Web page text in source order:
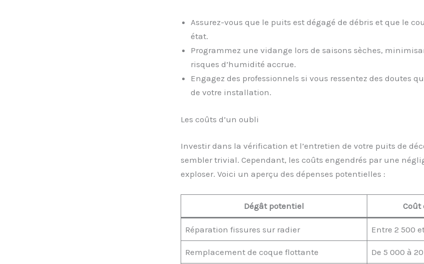
Assurez-vous que le puits est dégagé de débris et que le
état.
Programmez une vidange lors de saisons sèches,
risques d’humidité accrue.
Engagez des professionnels si vous ressentez des doutes
de votre installation.
Les coûts d’un oubli
Investir dans la vérification et l’entretien de votre puits de
sembler trivial. Cependant, les coûts engendrés par une
exploser. Voici un aperçu des dépenses potentielles :
Dégât potentiel Coût
Réparation fissures sur radier Entre 2 500
Remplacement de coque flottante De 5 000 à